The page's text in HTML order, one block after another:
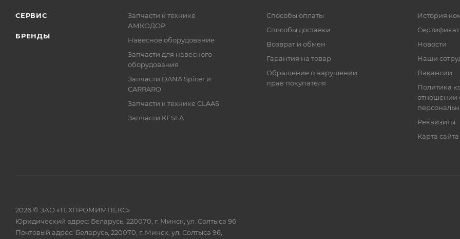
СЕРВИС
БРЕНДЫ
Запчасти к технике
АМКОДОР
Навесное оборудование
Запчасти для навесного
оборудования
Запчасти DANA Spicer и
CARRARO
Запчасти к технике CLAAS
Запчасти KESLA
Способы оплаты
Способы доставки
Возврат и обмен
Гарантия на товар
Обращение о нарушении
прав покупателя
История
Новости
Наши
Вакансии
Политика
отношении
Реквизиты
Карта сайта
2026 © ЗАО «ТЕХПРОМИМПЕКС»
Юридический адрес: Беларусь, 220070, г. Минск, ул. Солтыса 96
Почтовый адрес: Беларусь, 220070, г. Минск, ул. Солтыса 96,